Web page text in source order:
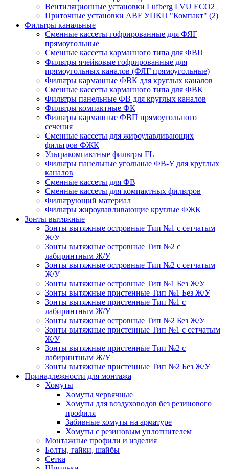
Вентиляционные установки Lufberg LVU ECO2
Приточные установки ABF УПКП "Компакт" (2)
Фильтры канальные
Сменные кассеты гофрированные для ФЯГ
прямоугольные
Сменные кассеты карманного типа для ФВП
Фильтры ячейковые гофрированные для
прямоугольных каналов (ФЯГ прямоугольные)
Фильтры карманные ФВК для круглых каналов
Сменные кассеты карманного типа для ФВК
Фильтры панельные ФВ для круглых каналов
Фильтры компактные ФК
Фильтры карманные ФВП прямоугольного
сечения
Сменные кассеты для жироулавливающих
фильтров ФЖК
Ультракомпактные фильтры FL
Фильтры панельные угольные ФВ-У для круглых
каналов
Сменные кассеты для ФВ
Сменные кассеты для компактных фильтров
Фильтрующий материал
Фильтры жироулавливающие круглые ФЖК
Зонты вытяжные
Зонты вытяжные островные Тип №1 с сетчатым
Ж/У
Зонты вытяжные островные Тип №2 с
лабиринтным Ж/У
Зонты вытяжные островные Тип №2 с сетчатым
Ж/У
Зонты вытяжные островные Тип №1 Без Ж/У
Зонты вытяжные пристенные Тип №1 Без Ж/У
Зонты вытяжные пристенные Тип №1 с
лабиринтным Ж/У
Зонты вытяжные островные Тип №2 Без Ж/У
Зонты вытяжные пристенные Тип №1 с сетчатым
Ж/У
Зонты вытяжные пристенные Тип №2 с
лабиринтным Ж/У
Зонты вытяжные пристенные Тип №2 Без Ж/У
Принадлежности для монтажа
Хомуты
Хомуты червячные
Хомуты для воздуховодов без резинового
профиля
Забивные хомуты на арматуре
Хомуты с резиновым уплотнителем
Монтажные профили и изделия
Болты, гайки, шайбы
Сетка